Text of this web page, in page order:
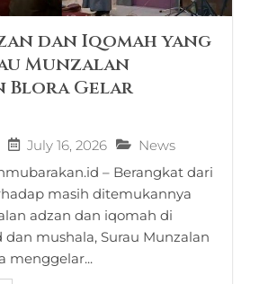
dan Iqomah yang
Munzalan
Blora Gelar
July 16, 2026
News
– Berangkat dari
masih ditemukannya
adzan dan iqomah di
mushala, Surau Munzalan
menggelar...